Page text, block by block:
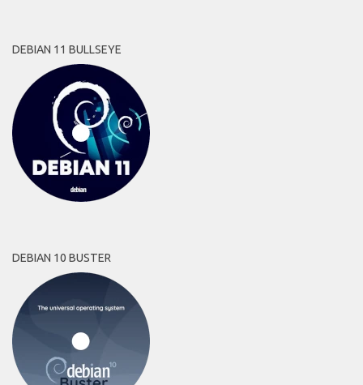
DEBIAN 11 BULLSEYE
DEBIAN 10 BUSTER